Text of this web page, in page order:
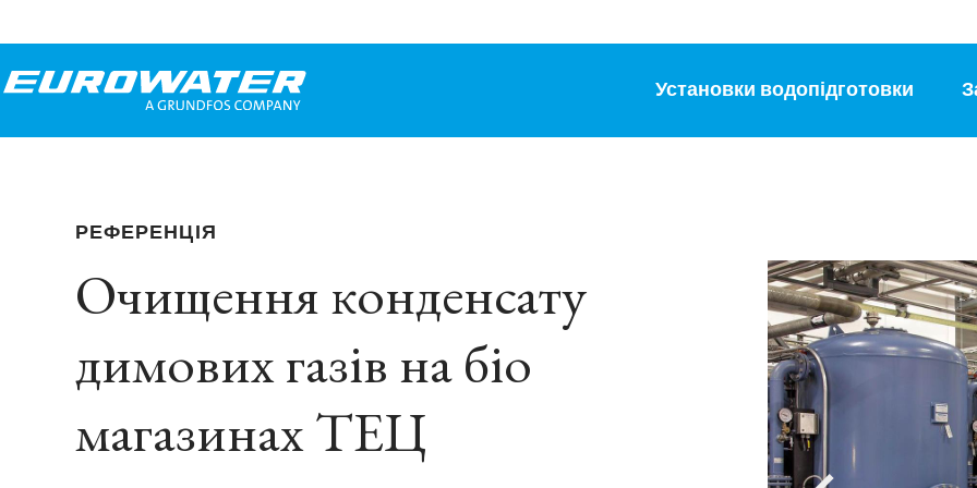
Установки водопідготовки
РЕФЕРЕНЦІЯ
Очищення конденсату
димових газів на біо
магазинах ТЕЦ